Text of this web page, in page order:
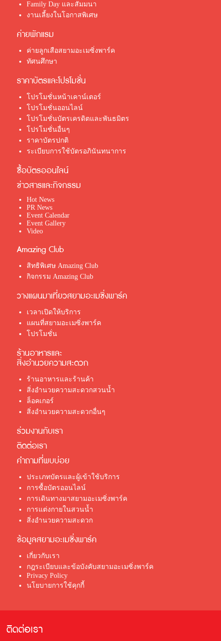
Family Day และสัมมนา
งานเลี้ยงในโอกาสพิเศษ
ค่ายพักแรม
ค่ายลูกเสือสยามอะเมซิ่งพาร์ค
ทัศนศึกษา
ราคาบัตรและโปรโมชั่น
โปรโมชั่นหน้าเคาน์เตอร์
โปรโมชั่นออนไลน์
โปรโมชั่นบัตรเครดิตและพันธมิตร
โปรโมชั่นอื่นๆ
ราคาบัตรปกติ
ระเบียบการใช้บัตรอภินันทนาการ
ซื้อบัตรออนไลน์
ข่าวสารและกิจกรรม
Hot News
PR News
Event Calendar
Event Gallery
Video
Amazing Club
สิทธิพิเศษ Amazing Club
กิจกรรม Amazing Club
วางแผนมาเที่ยวสยามอะเมซิ่งพาร์ค
เวลาเปิดให้บริการ
แผนที่สยามอะเมซิ่งพาร์ค
โปรโมชั่น
ร้านอาหารและ
สิ่งอำนวยความสะดวก
ร้านอาหารและร้านค้า
สิ่งอำนวยความสะดวกสวนน้ำ
ล็อคเกอร์
สิ่งอำนวยความสะดวกอื่นๆ
ร่วมงานกับเรา
ติดต่อเรา
คำถามที่พบบ่อย
ประเภทบัตรและผู้เข้าใช้บริการ
การซื้อบัตรออนไลน์
การเดินทางมาสยามอะเมซิ่งพาร์ค
การแต่งกายในสวนน้ำ
สิ่งอำนวยความสะดวก
ข้อมูลสยามอะเมซิ่งพาร์ค
เกี่ยวกับเรา
กฎระเบียบและข้อบังคับสยามอะเมซิ่งพาร์ค
Privacy Policy
นโยบายการใช้คุกกี้
ติดต่อเรา